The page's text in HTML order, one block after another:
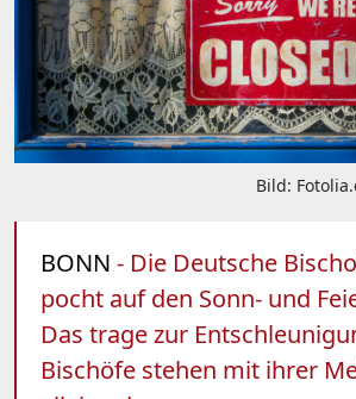
Bild:
BONN - Die Deutsche
pocht auf den Sonn- und
Das trage zur
Bischöfe stehen mit ihrer